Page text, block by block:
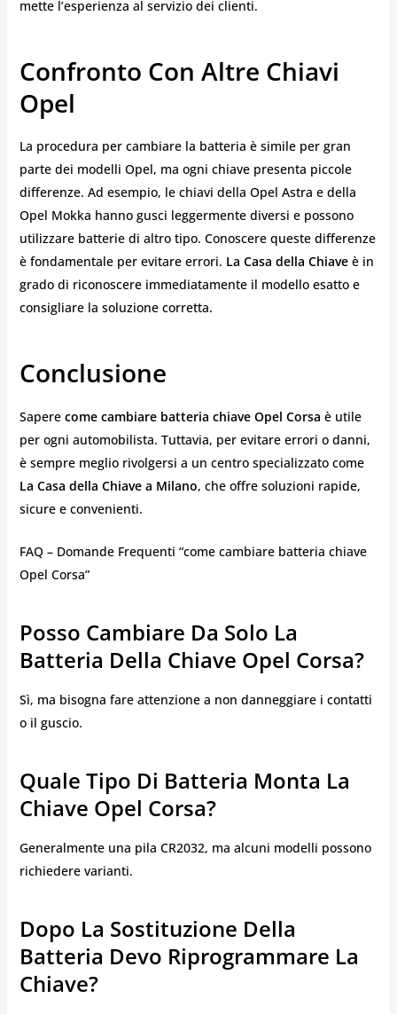
mette l’esperienza al servizio dei clienti.
Confronto Con Altre Chiavi
Opel
La procedura per cambiare la batteria è simile per gran
parte dei modelli Opel, ma ogni chiave presenta piccole
differenze. Ad esempio, le chiavi della Opel Astra e della
Opel Mokka hanno gusci leggermente diversi e possono
utilizzare batterie di altro tipo. Conoscere queste differenze
è fondamentale per evitare errori. La Casa della Chiaveè in
grado di riconoscere immediatamente il modello esatto e
consigliare la soluzione corretta.
Conclusione
Sapere come cambiare batteria chiave Opel Corsa è utile
per ogni automobilista. Tuttavia, per evitare errori o danni,
è sempre meglio rivolgersi a un centro specializzato come
La Casa della Chiave a Milano, che offre soluzioni rapide,
sicure e convenienti.
FAQ – Domande Frequenti “come cambiare batteria chiave
Opel Corsa”
Posso Cambiare Da Solo La
Batteria Della Chiave Opel Corsa?
Sì, ma bisogna fare attenzione a non danneggiare i contatti
o il guscio.
Quale Tipo Di Batteria Monta La
Chiave Opel Corsa?
Generalmente una pila CR2032, ma alcuni modelli possono
richiedere varianti.
Dopo La Sostituzione Della
Batteria Devo Riprogrammare La
Chiave?